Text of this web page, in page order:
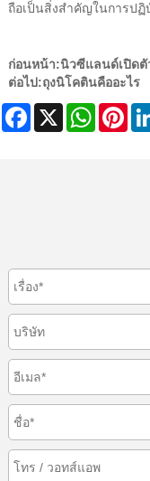
ถือเป็นสิ่งสำคัญในการปฏิ
ก่อนหน้า:นิวซีแลนด์เปิดตั
ต่อไป:ถุงนิโคตินคืออะไร
Facebook WhatsApp